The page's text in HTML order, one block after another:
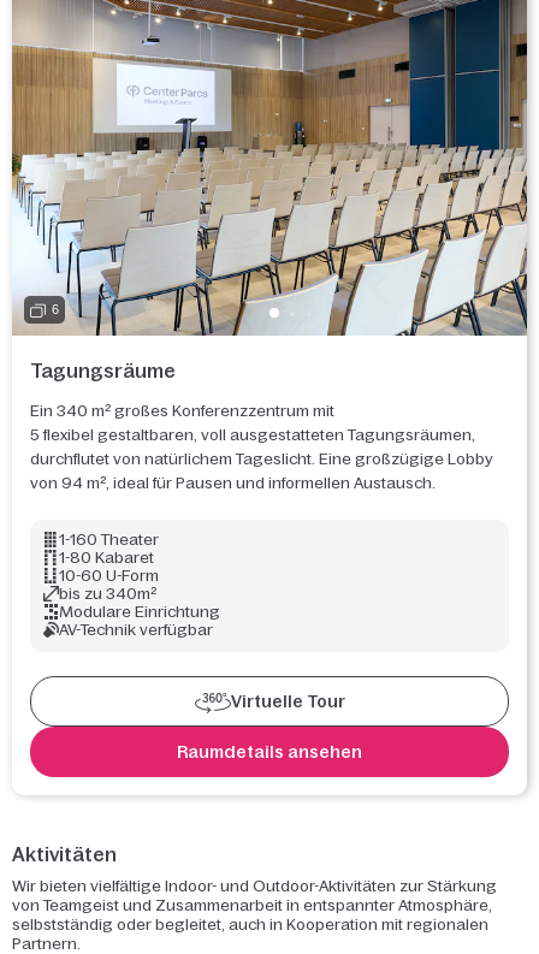
6
Tagungsräume
Ein 340 m² großes Konferenzzentrum mit
5 flexibel gestaltbaren, voll ausgestatteten Tagungsräumen,
durchflutet von natürlichem Tageslicht. Eine großzügige Lobby
von 94 m², ideal für Pausen und informellen Austausch.
1-160 Theater
1-80 Kabaret
10-60 U-Form
bis zu 340m²
Modulare Einrichtung
AV-Technik verfügbar
Virtuelle Tour
Raumdetails ansehen
Aktivitäten
Wir bieten vielfältige Indoor- und Outdoor-Aktivitäten zur Stärkung
von Teamgeist und Zusammenarbeit in entspannter Atmosphäre,
selbstständig oder begleitet, auch in Kooperation mit regionalen
Partnern.